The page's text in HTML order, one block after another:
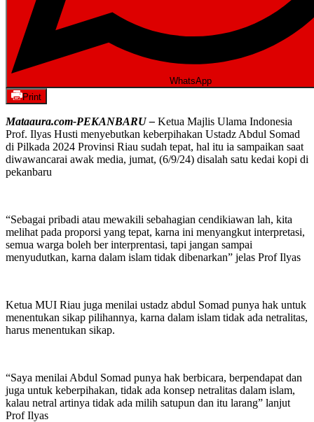
WhatsApp
Print
Mataaura.com-PEKANBARU – Ketua Majlis Ulama Indonesia
Prof. Ilyas Husti menyebutkan keberpihakan Ustadz Abdul Somad
di Pilkada 2024 Provinsi Riau sudah tepat, hal itu ia sampaikan saat
diwawancarai awak media, jumat, (6/9/24) disalah satu kedai kopi di
pekanbaru
“Sebagai pribadi atau mewakili sebahagian cendikiawan lah, kita
melihat pada proporsi yang tepat, karna ini menyangkut interpretasi,
semua warga boleh ber interprentasi, tapi jangan sampai
menyudutkan, karna dalam islam tidak dibenarkan” jelas Prof Ilyas
Ketua MUI Riau juga menilai ustadz abdul Somad punya hak untuk
menentukan sikap pilihannya, karna dalam islam tidak ada netralitas,
harus menentukan sikap.
“Saya menilai Abdul Somad punya hak berbicara, berpendapat dan
juga untuk keberpihakan, tidak ada konsep netralitas dalam islam,
kalau netral artinya tidak ada milih satupun dan itu larang” lanjut
Prof Ilyas